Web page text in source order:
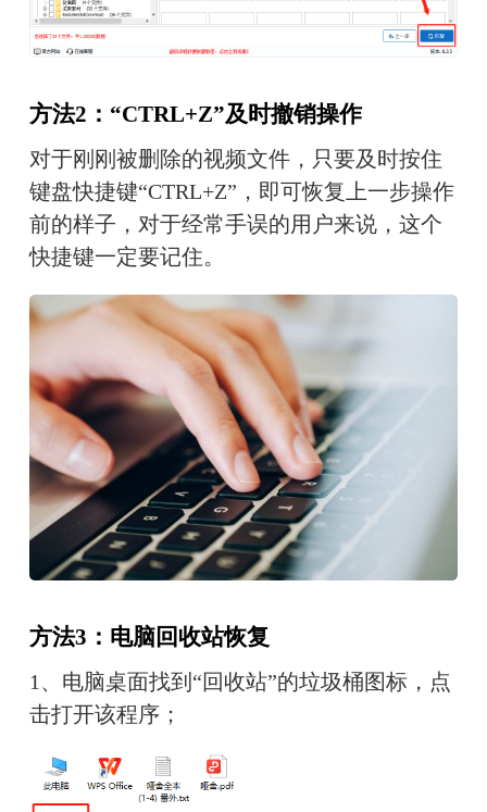
方法2 ：“CTRL+Z”及时撤销操作
对于刚刚被删除的视频文件，只要及时按住
键盘快捷键“CTRL+Z”，即可恢复上一步操作
前的样子，对于经常手误的用户来说，这个
快捷键一定要记住。
方法3：电脑回收站恢复
1、 电脑桌面找到“回收站”的垃圾桶图标，点
击打开该程序；